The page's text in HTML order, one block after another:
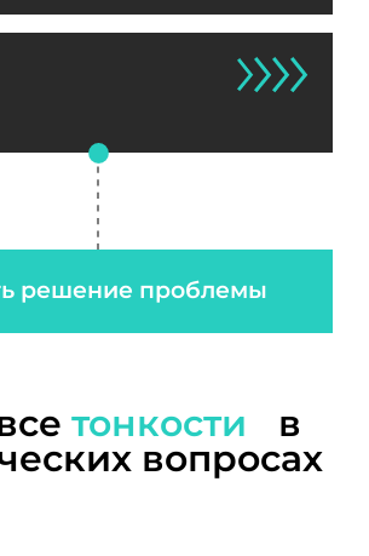
решение проблемы
тонкости в
вопросах